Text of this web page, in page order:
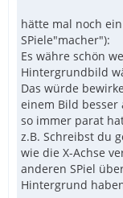
hätte mal noch
SPiele"macher"):
Es währe schön
Hintergrundbild
Das würde
einem Bild
so immer parat
z.B. Schreibst du
wie die X-Achse
anderen SPiel
Hintergrund